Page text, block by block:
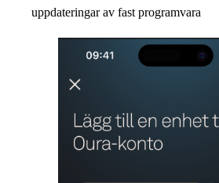
uppdateringar av fast programvara